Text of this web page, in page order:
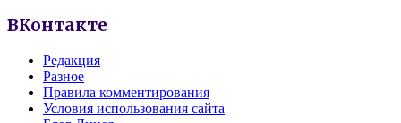
ВКонтакте
Редакция
Разное
Правила комментирования
Условия использования сайта